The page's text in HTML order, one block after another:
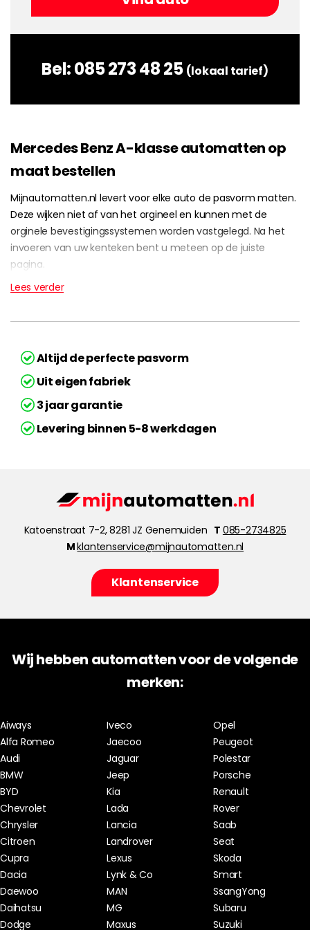
Bel:085 273 48 25 (lokaal tarief)
Mercedes Benz A-klasse automatten op
maat bestellen
Mijnautomatten.nl levert voor elke auto de pasvorm matten.
Deze wijken niet af van het orgineel en kunnen met de
orginele bevestigingssystemen worden vastgelegd. Na het
invoeren van uw kenteken bent u meteen op de juiste
pagina.
Lees verder
Altijd de perfecte pasvorm
Uit eigen fabriek
3 jaar garantie
Levering binnen 5-8 werkdagen
Katoenstraat 7-2, 8281 JZ Genemuiden T 085-2734825
Mklantenservice@mijnautomatten.nl
Klantenservice
Wij hebben automatten voor de volgende
merken:
Aiways
Alfa Romeo
Audi
BMW
BYD
Chevrolet
Chrysler
Citroen
Cupra
Dacia
Daewoo
Daihatsu
Dodge
Iveco
Jaecoo
Jaguar
Jeep
Kia
Lada
Lancia
Landrover
Lexus
Lynk & Co
MAN
MG
Maxus
Opel
Peugeot
Polestar
Porsche
Renault
Rover
Saab
Seat
Skoda
Smart
SsangYong
Subaru
Suzuki